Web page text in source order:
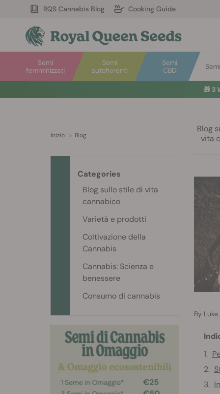
RQS Cannabis Blog Cooking Guide
Semi
autofiorenti
Semi
femminizzati
Semi
CBD
🎁 3
Inizio > Blog
Blog
vita
By
Categories
Blog sullo stile di vita
cannabico
Varietà e prodotti
Coltivazione della
Cannabis
Cannabis: Scienza e
benessere
Consumo di cannabis